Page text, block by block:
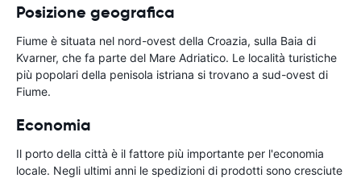
Posizione geografica
Fiume è situata nel nord-ovest della Croazia, sulla Baia di
Kvarner, che fa parte del Mare Adriatico. Le località turistiche
più popolari della penisola istriana si trovano a sud-ovest di
Fiume.
Economia
Il porto della città è il fattore più importante per l'economia
locale. Negli ultimi anni le spedizioni di prodotti sono cresciute